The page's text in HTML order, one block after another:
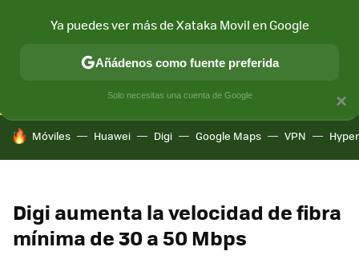
CONECTIVIDAD MÓVIL Y SOCIEDAD APLICACIONES
HOY SE HABLA DE
Móviles Huawei Digi Google Maps VPN
Digi aumenta la velocidad de fibra
mínima de 30 a 50 Mbps
×
Ya puedes ver más de Xataka Movil en Google
Añádenos como fuente preferida
Solo necesitas una cuenta de Google